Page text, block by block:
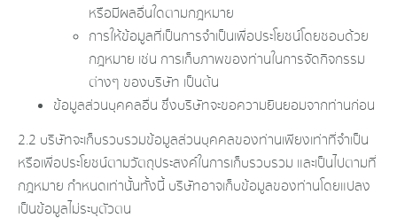
หรือมีผลอื่นใดตามกฎหมาย
การให้ข้อมูลที่เป็นการจำเป็นเพื่อประโยชน์โดยชอบด้วย
กฎหมาย เช่น การเก็บภาพของท่านในการจัดกิจกรรม
ต่างๆ ของบริษัท เป็นต้น
ข้อมูลส่วนบุคคลอื่น ซึ่งบริษัทจะขอความยินยอมจากท่านก่อน
2.2 บริษัทจะเก็บรวบรวมข้อมูลส่วนบุคคลของท่านเพียงเท่าที่จำเป็น
หรือเพื่อประโยชน์ตามวัตถุประสงค์ในการเก็บรวบรวม และเป็นไปตามที่
กฎหมาย กำหนดเท่านั้นทั้งนี้ บริษัทอาจเก็บข้อมูลของท่านโดยแปลง
เป็นข้อมูลไม่ระบุตัวตน